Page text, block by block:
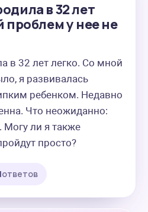
в 32 лет
проблем у нее не
в 32 лет легко. Со мной
я развивалась
ребенком. Недавно
Что неожиданно:
Могу ли я также
просто?
ответов